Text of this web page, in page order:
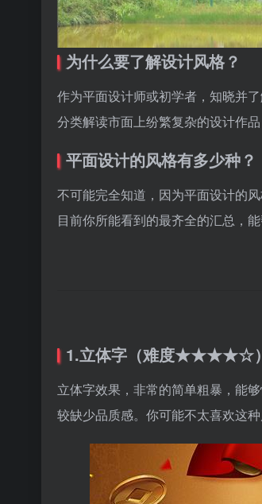
为什么要了解设计风格？
作为平面设计师或初学者，知晓并
分类解读市面上纷繁复杂的设计作
平面设计的风格有多少种？
不可能完全知道，因为平面设计的
目前你所能看到的最齐全的汇总，
1.立体字（难度★★★★☆）
立体字效果，非常的简单粗暴，能
较缺少品质感。你可能不太喜欢这